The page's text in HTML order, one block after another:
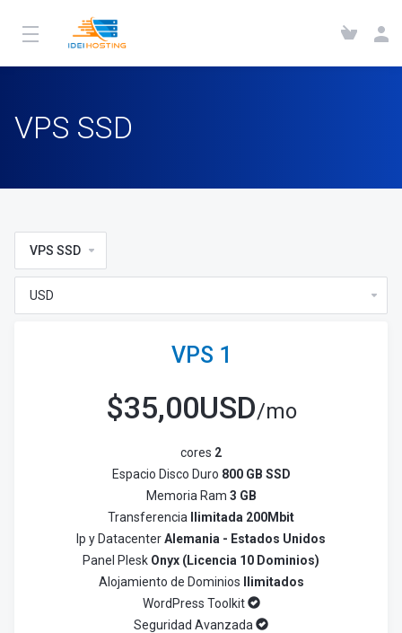
VPS SSD
VPS SSD
VPS 1
$35,00USD/mo
cores 2
Espacio Disco Duro 800 GB SSD
Memoria Ram 3 GB
Transferencia
Ilimitada 200Mbit
Ip y DatacenterAlemania - Estados Unidos
Panel Plesk Onyx (Licencia 10 Dominios)
Alojamiento de Dominios Ilimitados
WordPress Toolkit
Seguridad Avanzada